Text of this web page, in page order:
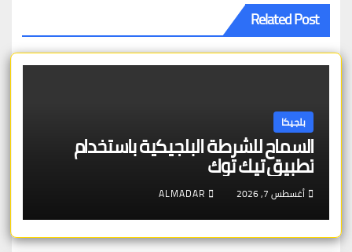
Related Post
بلجيكا
السماح للشرطة البلجيكية باستخدام
تطبيق تيك توك
أغسطس 7, 2026 ALMADAR